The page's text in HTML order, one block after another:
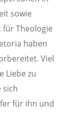
sowie
für Theologie
haben
Viel
Liebe zu
sich
für ihn und